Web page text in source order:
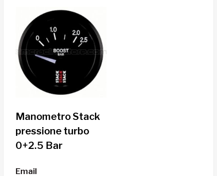
Manometro Stack
pressione turbo
0+2.5 Bar
Email